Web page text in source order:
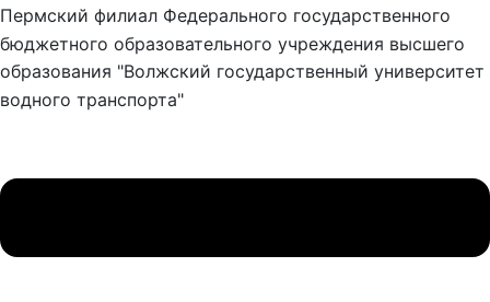
Пермский филиал Федерального государственного
бюджетного образовательного учреждения высшего
образования "Волжский государственный университет
водного транспорта"